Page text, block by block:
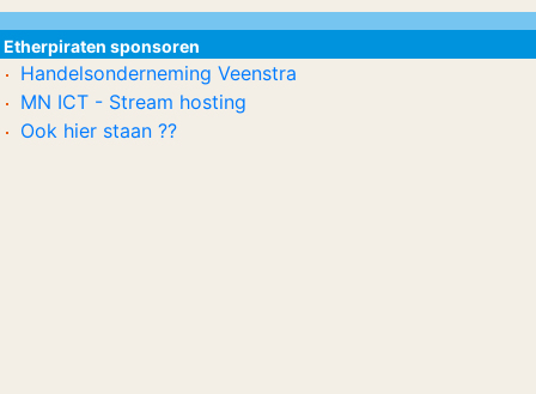
Etherpiraten sponsoren
Handelsonderneming Veenstra
MN ICT - Stream hosting
Ook hier staan ??